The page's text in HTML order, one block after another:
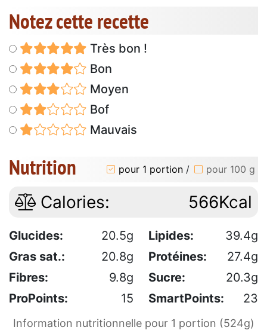
Notez cette recette
Très bon !
Bon
Moyen
Bof
Mauvais
Nutrition pour 1 portion / pour 100 g
Calories: 566Kcal
Glucides: 20.5g Lipides:
39.4g
Gras sat.:
20.8g Protéines:
27.4g
Fibres:
9.8g Sucre:
20.3g
ProPoints:
15 SmartPoints: 23
Information nutritionnelle pour 1 portion (524g)